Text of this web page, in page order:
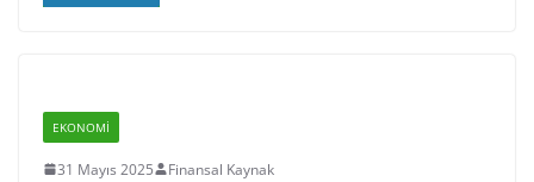
EKONOMI
31 Mayıs 2025 Finansal Kaynak